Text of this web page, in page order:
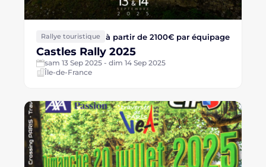
Rallye touristique à partir de 2100€ par équipage
Castles Rally 2025
sam 13 Sep 2025 - dim 14 Sep 2025
Île-de-France